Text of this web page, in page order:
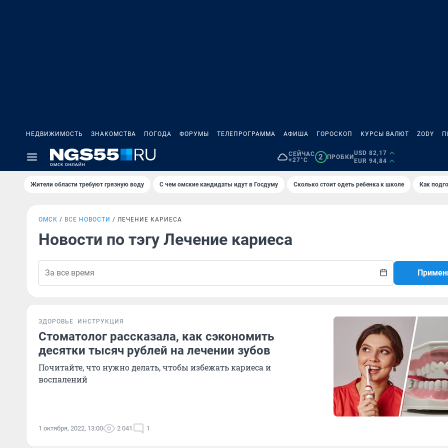
НЕДВИЖИМОСТЬ ЗНАКОМСТВА ПОГОДА ФОРУМЫ ТЕЛЕПРОГРАММА АФИША ГОРОСКОП КУРСЫ ВАЛЮТ ZODY
СЕЙЧАС
+27°C
2 ПРОБКИ
USD 82,17
EUR 94,84
Жители области требуют грязную воду С чем омские кандидаты идут в Госдуму Сколько стоит одеть ребенка к школе Как
ОМСК ВСЕ НОВОСТИ ЛЕЧЕНИЕ КАРИЕСА
Новости по тэгу Лечение кариеса
ЗДОРОВЬЕ ИНСТРУКЦИЯ
Стоматолог рассказала, как сэкономить
десятки тысяч рублей на лечении зубов
Почитайте, что нужно делать, чтобы избежать кариеса и
воспалений
1 октября, 2022, 13:00 2 041 1